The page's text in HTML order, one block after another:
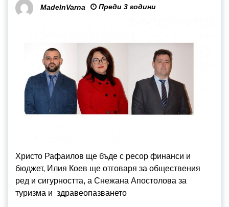
MadeInVarna Преди 3 години
Христо Рафаилов ще бъде с ресор финанси и
бюджет, Илия Коев ще отговаря за обществения
ред и сигурността, а Снежана Апостолова за
туризма и здравеопазването